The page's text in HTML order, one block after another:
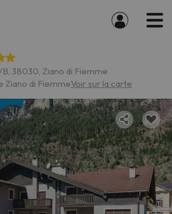
38030, Ziano di Fiemme
Ziano di FiemmeVoir sur la carte